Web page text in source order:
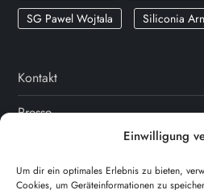
Einwilligung
Um dir ein optimales Erlebnis zu bieten,
Cookies, um Geräteinformationen zu
SG Pawel Wojtala
Siliconia
Kontakt
Presse
Datenschutz